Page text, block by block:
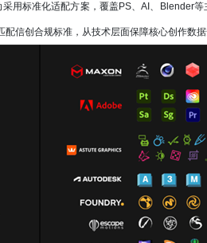
标准化适配方案，覆盖PS、AI、Blender等
信创合规标准，从技术层面保障核心创作数据